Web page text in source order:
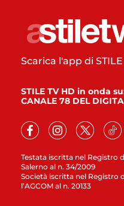
Testata iscritta nel Registro
Salerno al n. 34/2009
Società iscritta nel Registro
l’AGCOM al n. 20133
Scarica l'app di
STILE TV HD in onda
CANALE 78 DEL